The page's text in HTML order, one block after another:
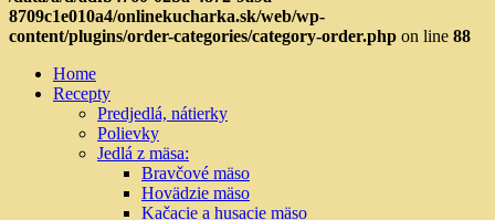
8709c1e010a4/onlinekucharka.sk/web/wp-
content/plugins/order-categories/category-order.php on line 88
Home
Recepty
Predjedlá, nátierky
Polievky
Jedlá z mäsa:
Bravčové mäso
Hovädzie mäso
Kačacie a husacie mäso